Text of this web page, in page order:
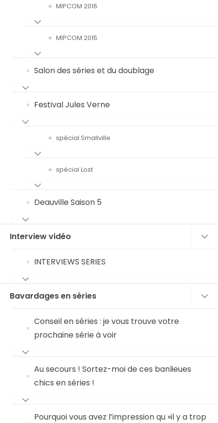
MIPCOM 2016
MIPCOM 2015
Salon des séries et du doublage
Festival Jules Verne
spécial Smallville
spécial Lost
Deauville Saison 5
Interview vidéo
INTERVIEWS SERIES
Bavardages en séries
Conseil en séries : je vous trouve votre
prochaine série à voir
Au secours ! Sortez-moi de ces banlieues
chics en séries !
Pourquoi vous avez l’impression qu »il y a trop